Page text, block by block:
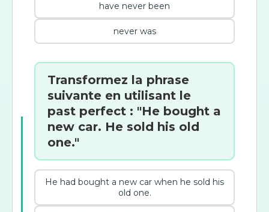
have never been
never was
Transformez la phrase
suivante en utilisant le
past perfect : "He bought a
new car. He sold his old
one."
He had bought a new car when he sold his
old one.